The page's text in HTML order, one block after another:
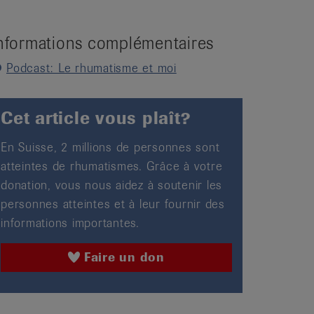
complémentaires
Podcast: Le rhumatisme et moi
Cet article vous plaît?
En Suisse, 2 millions de personnes sont
atteintes de rhumatismes. Grâce à votre
donation, vous nous aidez à soutenir les
personnes atteintes et à leur fournir des
informations importantes.
Faire un don